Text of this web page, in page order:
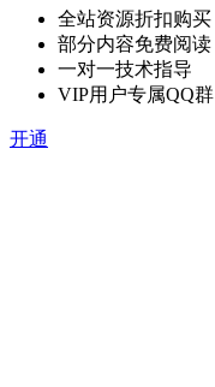
全站资源折扣购买
部分内容免费阅读
一对一技术指导
VIP用户专属QQ群
开通